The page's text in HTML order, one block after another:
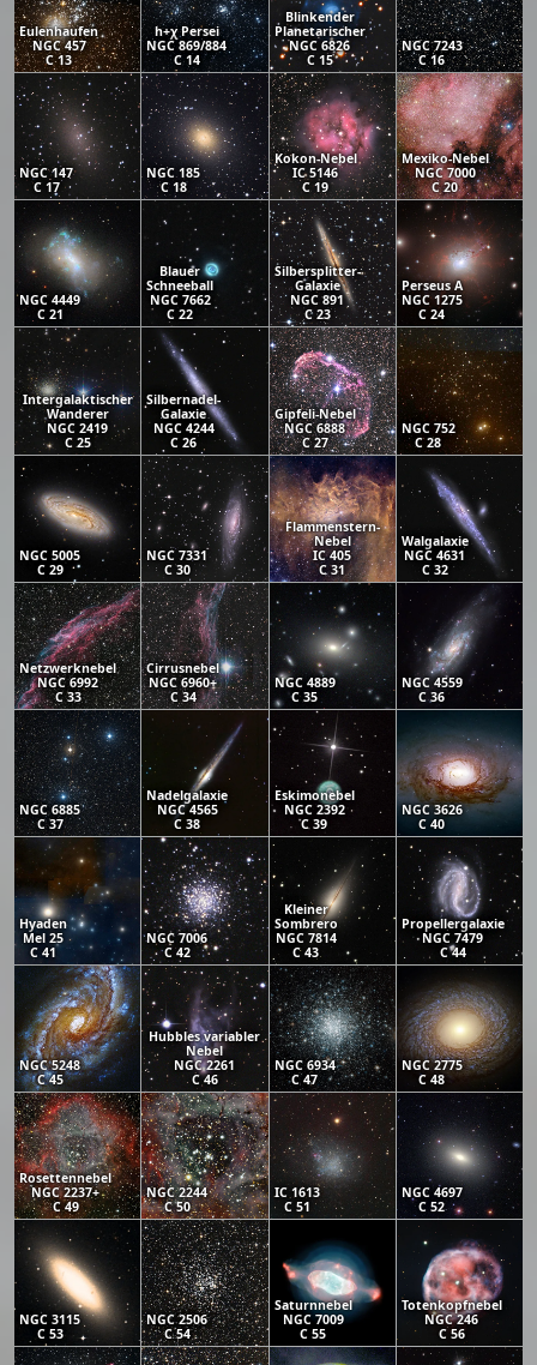
Eulenhaufen
NGC 457
C 13
h+χ Persei
NGC 869/884
C 14
Blinkender
Planetarischer
NGC 6826
C 15
NGC 7243
C 16
NGC 147
C 17
NGC 185
C 18
Kokon-Nebel
IC 5146
C 19
Mexiko-Nebel
NGC 7000
C 20
NGC 4449
C 21
Blauer
Schneeball
NGC 7662
C 22
Silbersplitter-
Galaxie
NGC 891
C 23
Perseus A
NGC 1275
C 24
Intergalaktischer
Wanderer
NGC 2419
C 25
Silbernadel-
Galaxie
NGC 4244
C 26
Gipfeli-Nebel
NGC 6888
C 27
NGC 752
C 28
NGC 5005
C 29
NGC 7331
C 30
Flammenstern-
Nebel
IC 405
C 31
Walgalaxie
NGC 4631
C 32
Netzwerknebel
NGC 6992
C 33
Cirrusnebel
NGC 6960+
C 34
NGC 4889
C 35
NGC 4559
C 36
NGC 6885
C 37
Nadelgalaxie
NGC 4565
C 38
Eskimonebel
NGC 2392
C 39
NGC 3626
C 40
Hyaden
Mel 25
C 41
NGC 7006
C 42
Kleiner
Sombrero
NGC 7814
C 43
Propellergalaxie
NGC 7479
C 44
NGC 5248
C 45
Hubbles variabler
Nebel
NGC 2261
C 46
NGC 6934
C 47
NGC 2775
C 48
Rosettennebel
NGC 2237+
C 49
NGC 2244
C 50
IC 1613
C 51
NGC 4697
C 52
NGC 3115
C 53
NGC 2506
C 54
Saturnnebel
NGC 7009
C 55
Totenkopfnebel
NGC 246
C 56